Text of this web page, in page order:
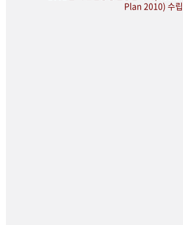
Plan 2010) 수립